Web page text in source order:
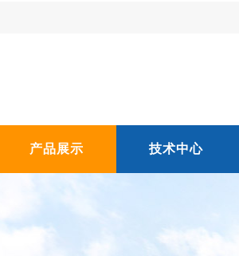
产品展示 技术中心